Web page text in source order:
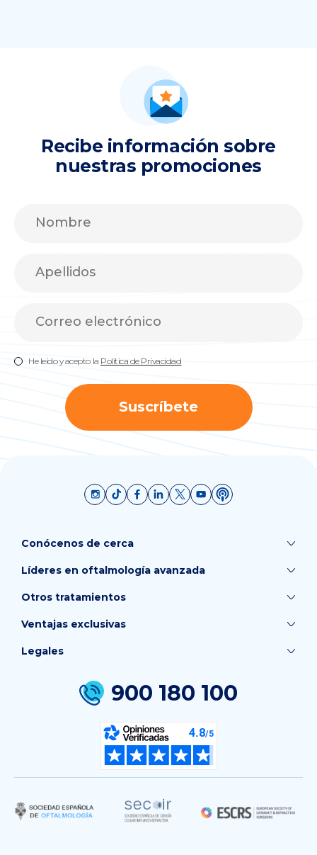
Recibe información sobre
nuestras promociones
He leído y acepto la Política de Privacidad
Suscríbete
Conócenos de cerca
Líderes en oftalmología avanzada
Otros tratamientos
Ventajas exclusivas
900 180 100
Legales